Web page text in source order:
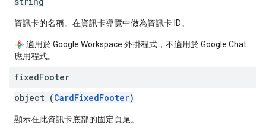
資訊卡的名稱。在資訊卡導覽中做為資訊卡 ID。
適用於 Google Workspace 外掛程式，不適用於 Google Chat
應用程式。
fixedFooter
object (CardFixedFooter)
顯示在此資訊卡底部的固定頁尾。